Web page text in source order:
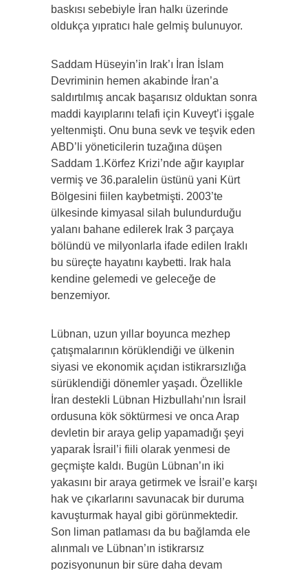
baskısı sebebiyle İran halkı üzerinde
oldukça yıpratıcı hale gelmiş bulunuyor.
Saddam Hüseyin’in Irak’ı İran İslam
Devriminin hemen akabinde İran’a
saldırtılmış ancak başarısız olduktan sonra
maddi kayıplarını telafi için Kuveyt’i işgale
yeltenmişti. Onu buna sevk ve teşvik eden
ABD’li yöneticilerin tuzağına düşen
Saddam 1.Körfez Krizi’nde ağır kayıplar
vermiş ve 36.paralelin üstünü yani Kürt
Bölgesini fiilen kaybetmişti. 2003’te
ülkesinde kimyasal silah bulundurduğu
yalanı bahane edilerek Irak 3 parçaya
bölündü ve milyonlarla ifade edilen Iraklı
bu süreçte hayatını kaybetti. Irak hala
kendine gelemedi ve geleceğe de
benzemiyor.
Lübnan, uzun yıllar boyunca mezhep
çatışmalarının körüklendiği ve ülkenin
siyasi ve ekonomik açıdan istikrarsızlığa
sürüklendiği dönemler yaşadı. Özellikle
İran destekli Lübnan Hizbullahı’nın İsrail
ordusuna kök söktürmesi ve onca Arap
devletin bir araya gelip yapamadığı şeyi
yaparak İsrail’i fiili olarak yenmesi de
geçmişte kaldı. Bugün Lübnan’ın iki
yakasını bir araya getirmek ve İsrail’e karşı
hak ve çıkarlarını savunacak bir duruma
kavuşturmak hayal gibi görünmektedir.
Son liman patlaması da bu bağlamda ele
alınmalı ve Lübnan’ın istikrarsız
pozisyonunun bir süre daha devam